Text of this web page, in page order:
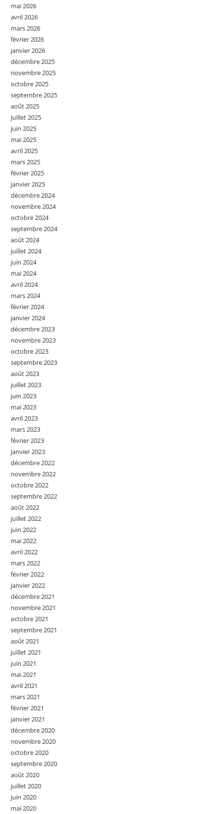
mai 2026
avril 2026
mars 2026
février 2026
janvier 2026
décembre 2025
novembre 2025
octobre 2025
septembre 2025
août 2025
juillet 2025
juin 2025
mai 2025
avril 2025
mars 2025
février 2025
janvier 2025
décembre 2024
novembre 2024
octobre 2024
septembre 2024
août 2024
juillet 2024
juin 2024
mai 2024
avril 2024
mars 2024
février 2024
janvier 2024
décembre 2023
novembre 2023
octobre 2023
septembre 2023
août 2023
juillet 2023
juin 2023
mai 2023
avril 2023
mars 2023
février 2023
janvier 2023
décembre 2022
novembre 2022
octobre 2022
septembre 2022
août 2022
juillet 2022
juin 2022
mai 2022
avril 2022
mars 2022
février 2022
janvier 2022
décembre 2021
novembre 2021
octobre 2021
septembre 2021
août 2021
juillet 2021
juin 2021
mai 2021
avril 2021
mars 2021
février 2021
janvier 2021
décembre 2020
novembre 2020
octobre 2020
septembre 2020
août 2020
juillet 2020
juin 2020
mai 2020